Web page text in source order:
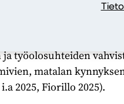
mukaan huomattava
Syinä ovat
työolosuhteiden
matalan
2025, Fiorillo 2025).